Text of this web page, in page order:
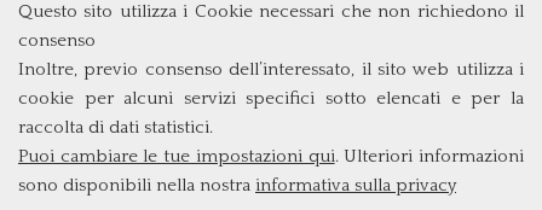
Questo sito utilizza i Cookie necessari che non richiedono il
consenso
Inoltre, previo consenso dell’interessato, il sito web utilizza i
cookie per alcuni servizi specifici sotto elencati e per la
raccolta di dati statistici.
Puoi cambiare le tue impostazioni qui. Ulteriori informazioni
sono disponibili nella nostra informativa sulla privacy
Università degli Studi di Roma Tor Vergata
Via Columbia, 2
00133 Roma (Italia)
Tel. +39 06 7259 5572/5425
triennio@clem.uniroma2.it